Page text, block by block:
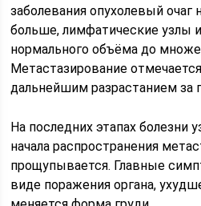
заболевания опухолевый
больше, лимфатические узлы
нормального объёма до
Метастазирование
дальнейшим разрастанием за
На последних этапах болезни
начала распространения
прощупывается. Главные
виде поражения органа,